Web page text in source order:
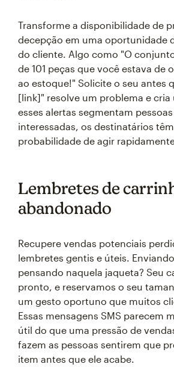
Transforme a disponibilidade de
decepção em uma oportunidade
do cliente. Algo como "O
de 101 peças que você estava de
ao estoque!" Solicite o seu antes
[link]" resolve um problema e
esses alertas segmentam
interessadas, os destinatários
probabilidade de agir
Lembretes de
abandonado
Recupere vendas potenciais
lembretes gentis e úteis.
pensando naquela jaqueta? Seu
pronto, e reservamos o seu
um gesto oportuno que muitos
Essas mensagens SMS parecem
útil do que uma pressão de
fazem as pessoas sentirem que
item antes que ele acabe.